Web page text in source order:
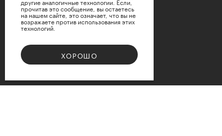
прочитав это сообщение, вы остаетесь
на нашем сайте, это означает, что вы не
возражаете против использования этих
технологий.
ХОРОШО